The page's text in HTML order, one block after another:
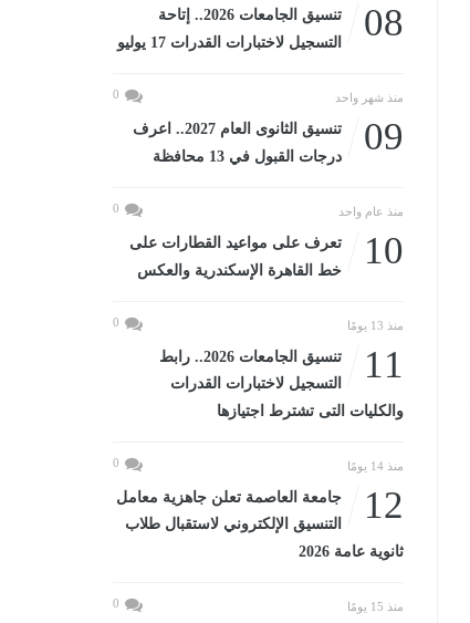
08
تنسيق الجامعات 2026.. إتاحة
التسجيل لاختبارات القدرات 17 يوليو
منذ شهر واحد 0
09
تنسيق الثانوى العام 2027.. اعرف
درجات القبول في 13 محافظة
منذ عام واحد 0
10
تعرف على مواعيد القطارات على
خط القاهرة الإسكندرية والعكس
منذ 13 يومًا 0
11
تنسيق الجامعات 2026.. رابط
التسجيل لاختبارات القدرات
والكليات التى تشترط اجتيازها
منذ 14 يومًا 0
12
جامعة العاصمة تعلن جاهزية معامل
التنسيق الإلكتروني لاستقبال طلاب
ثانوية عامة 2026
منذ 15 يومًا 0